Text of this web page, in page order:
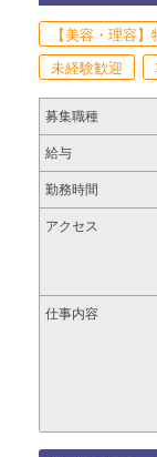
【美容・理容】
未経験歓迎
募集職種
給与
勤務時間
アクセス
仕事内容